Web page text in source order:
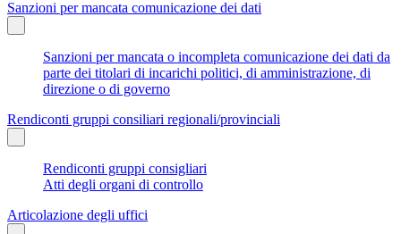
Sanzioni per mancata comunicazione dei dati
Sanzioni per mancata o incompleta comunicazione dei dati da
parte dei titolari di incarichi politici, di amministrazione, di
direzione o di governo
Rendiconti gruppi consiliari regionali/provinciali
Rendiconti gruppi consigliari
Atti degli organi di controllo
Articolazione degli uffici